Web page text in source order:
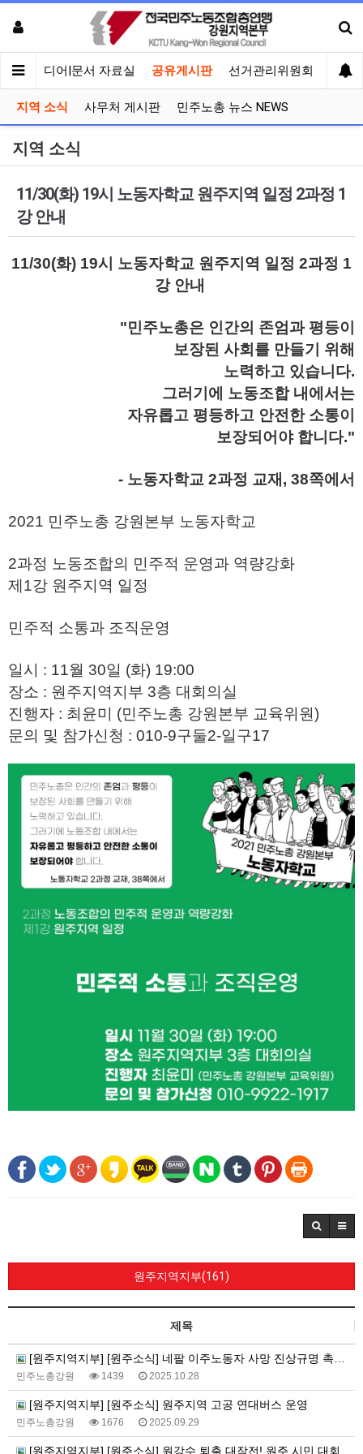
견 미디어|문서 자료실 공유게시판 선거관리위원회
지역 소식 사무처 게시판 민주노총 뉴스 NEWS
지역 소식
11/30(화) 19시 노동자학교 원주지역 일정 2과정 1
강 안내
11/30(화) 19시 노동자학교 원주지역 일정 2과정 1
강 안내
"민주노총은 인간의 존엄과 평등이
보장된 사회를 만들기 위해
노력하고 있습니다.
그러기에 노동조합 내에서는
자유롭고 평등하고 안전한 소통이
보장되어야 합니다."
- 노동자학교 2과정 교재, 38쪽에서
2021 민주노총 강원본부 노동자학교
2과정 노동조합의 민주적 운영과 역량강화
제1강 원주지역 일정
민주적 소통과 조직운영
일시 : 11월 30일 (화) 19:00
장소 : 원주지역지부 3층 대회의실
진행자 : 최윤미 (민주노총 강원본부 교육위원)
문의 및 참가신청 : 010-9구둘2-일구17
원주지역지부(161)
제목
[원주지역지부] [원주소식] 네팔 이주노동자 사망 진상규명 촉구 기자회견 및 간담회
민주노총강원 1439 2025.10.28
[원주지역지부] [원주소식] 원주지역 고공 연대버스 운영
민주노총강원 1676 2025.09.29
[원주지역지부] [원주소식] 원강수 퇴출 대작전! 원주 시민 대회